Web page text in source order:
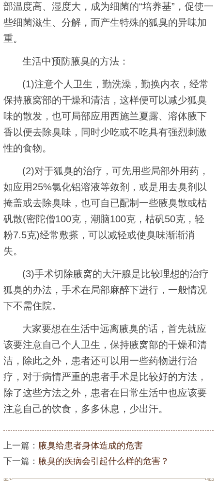
部温度高、湿度大，成为细菌的“培养基”，促使一
些细菌滋生、分解，而产生特殊的狐臭的异味加
重。
生活中预防腋臭的方法：
(1)注意个人卫生，勤洗澡，勤换内衣，经常
保持腋窝部的干燥和清洁，这样便可以减少狐臭
味的散发，也可局部应用西施兰夏露、溶体腋下
香以便去除臭味，同时少吃或不吃具有强烈刺激
性的食物。
(2)对于狐臭的治疗，可先用些局部外用药，
如应用25%氯化铝溶液等敛剂，或是用去臭剂以
掩盖或去除臭味，也可自已配制一些腋臭散或枯
矾散(密陀僧100克，潮脑100克，枯矾50克，轻
粉7.5克)经常敷搽，可以减轻或使臭味渐渐消
失。
(3)手术切除腋窝的大汗腺是比较理想的治疗
狐臭的办法，手术在局部麻醉下进行，一般情况
下不需住院。
大家要想在生活中远离腋臭的话，首先就应
该要注意自己个人卫生，保持腋窝部的干燥和清
洁，除此之外，患者还可以用一些药物进行治
疗，对于病情严重的患者手术是比较好的方法，
除了这些方法之外，患者在日常生活中也应该要
注意自己的饮食，多多休息，少出汗。
上一篇： 腋臭给患者身体造成的危害
下一篇： 腋臭的疾病会引起什么样的危害？